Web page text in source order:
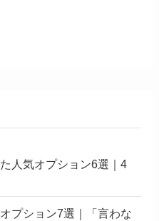
人気オプション6選｜4
プション7選｜「言わな